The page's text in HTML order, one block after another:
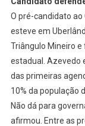
O pré-candidato ao
esteve em
Triângulo Mineiro
estadual. Azevedo
das primeiras
10% da população
Não dá para
afirmou. Entre as